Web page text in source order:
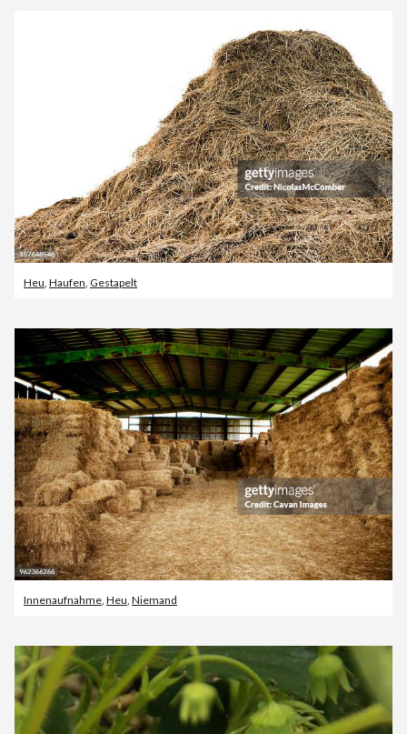
Heu Haufen Gestapelt
Innenaufnahme, Heu, Niemand